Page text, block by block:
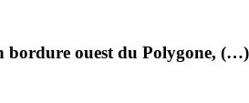
bordure ouest du Polygone, (…)